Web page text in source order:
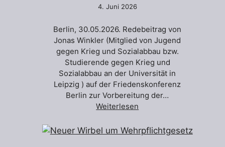
4. Juni 2026
Berlin, 30.05.2026. Redebeitrag von
Jonas Winkler (Mitglied von Jugend
gegen Krieg und Sozialabbau bzw.
Studierende gegen Krieg und
Sozialabbau an der Universität in
Leipzig ) auf der Friedenskonferenz
Berlin zur Vorbereitung der…
Weiterlesen